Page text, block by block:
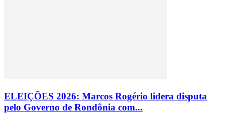
ELEIÇÕES 2026: Marcos Rogério lidera disputa
pelo Governo de Rondônia com...